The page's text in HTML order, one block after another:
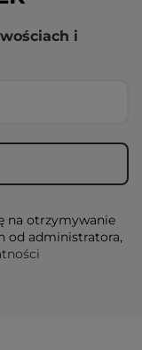
i
na otrzymywanie
od administratora,